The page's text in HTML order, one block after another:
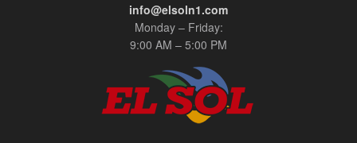
info@elsoln1.com
Monday – Friday:
9:00 AM – 5:00 PM